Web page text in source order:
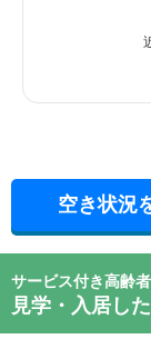
空き状況
サービス付き高齢
見学・入居し